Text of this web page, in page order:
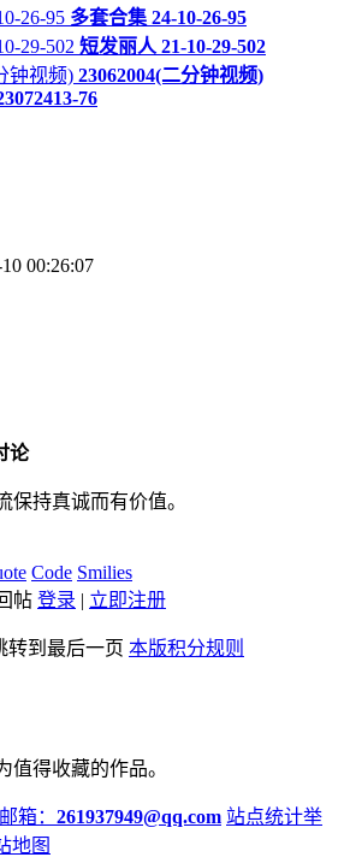
多套合集 24-10-26-95
短发丽人 21-10-29-502
23062004(二分钟视频)
76
00:26:07
论
保持真诚而有价值。
Code Smilies
帖 登录 | 立即注册
转到最后一页 本版积分规则
值得收藏的作品。
邮箱： 261937949@qq.com 站点统计举
地图